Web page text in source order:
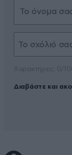
Διαβάστε και